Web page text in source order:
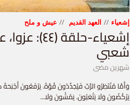
إشعياء العهد القديم عيش و ملح
إشعياء-حلقة (٤٤):
شعبي
شهرين مضى
وَأَمَّا مُنْتَظِرُو الرَّبِّ فَيُجَدِّدُونَ قُوَّةً. يَرْفَعُونَ أَجْنِحَةً
يَرْكُضُونَ وَلَا يَتْعَبُونَ. يَمْشُونَ وَلَا...